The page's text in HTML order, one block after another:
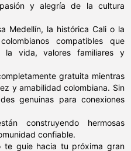
y alegría de la cultura
Medellín, la histórica Cali o la
compatibles que
la vida, valores familiares y
gratuita mientras
y amabilidad colombiana. Sin
genuinas para conexiones
construyendo hermosas
confiable.
te guíe hacia tu próxima gran